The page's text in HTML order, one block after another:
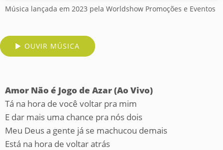
Música lançada em 2023 pela Worldshow Promoções e Eventos
OUVIR MÚSICA
Amor Não é Jogo de Azar (Ao Vivo)
Tá na hora de você voltar pra mim
E dar mais uma chance pra nós dois
Meu Deus a gente já se machucou demais
Está na hora de voltar atrás